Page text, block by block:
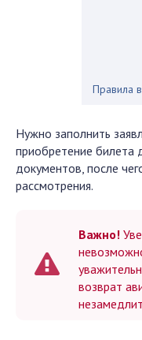
Правила
Нужно заполнить
приобретение билета
документов, после
рассмотрения.
Важно!
возврат